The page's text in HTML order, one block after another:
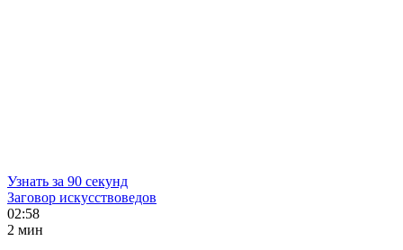
Узнать за 90 секунд
Заговор искусствоведов
02:58
2 мин